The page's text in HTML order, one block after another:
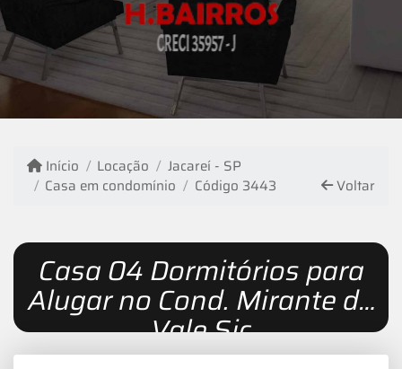
Início Locação
Jacareí - SP
Casa em condomínio
Código 3443 Voltar
Casa 04 Dormitórios para
Alugar no Cond. Mirante do
Vale Sjc